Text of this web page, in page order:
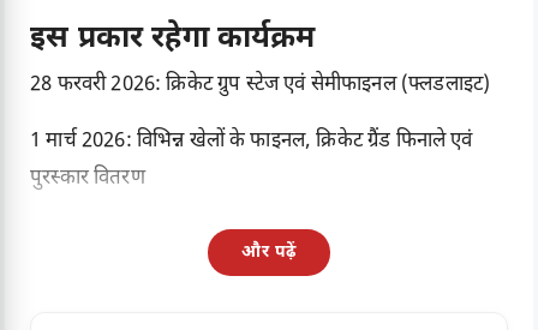
इस प्रकार रहेगा कार्यक्रम
28 फरवरी 2026: क्रिकेट ग्रुप स्टेज एवं सेमीफाइनल (फ्लडलाइट)
1 मार्च 2026: विभिन्न खेलों के फाइनल, क्रिकेट ग्रैंड फिनाले एवं
पुरस्कार वितरण
और पढ़ें